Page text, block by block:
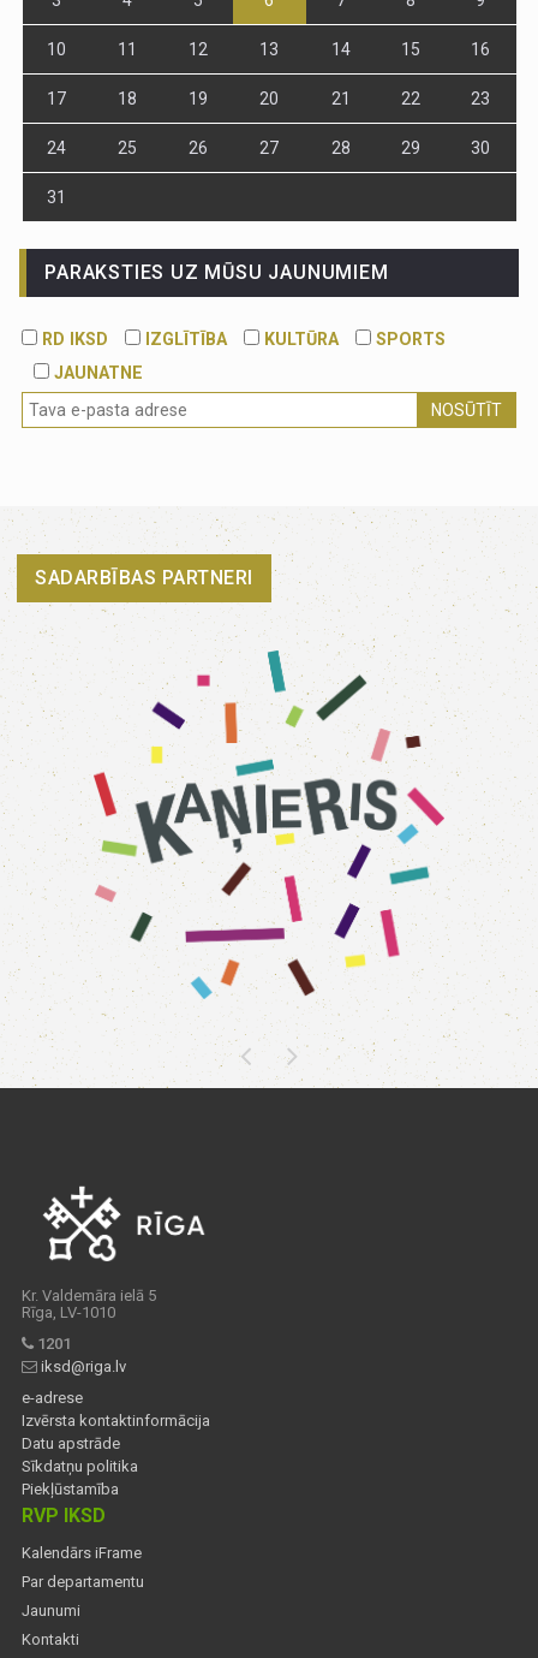
10 11 12 13 14 15 16
17 18 19 20 21 22 23
24 25 26 27 28 29 30
31
PARAKSTIES UZ MŪSU JAUNUMIEM
RD IKSD IZGLĪTĪBA KULTŪRA
SPORTS
JAUNATNE
NOSŪTĪT
SADARBĪBAS PARTNERI
Kr. Valdemāra ielā 5
Rīga, LV-1010
1201
iksd@riga.lv
e-adrese
Izvērsta kontaktinformācija
Datu apstrāde
Sīkdatņu politika
Piekļūstamība
RVP IKSD
Kalendārs iFrame
Par departamentu
Jaunumi
Kontakti